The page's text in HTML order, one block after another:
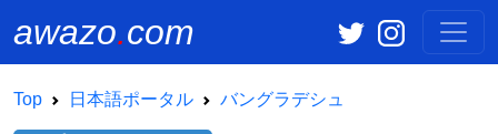
awazo.com
Top 日本語ポータル バングラデシュ